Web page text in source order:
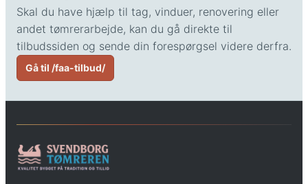
Skal du have hjælp til tag, vinduer, renovering eller
andet tømrerarbejde, kan du gå direkte til
tilbudssiden og sende din forespørgsel videre derfra.
Gå til /faa-tilbud/